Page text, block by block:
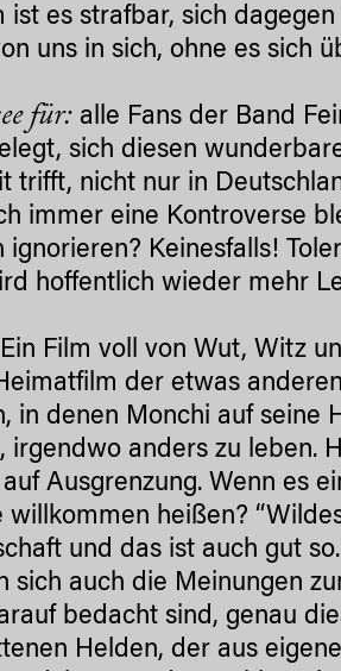
ist es strafbar, sich
uns in sich, ohne es sich
für: alle Fans der Band
sich diesen
trifft, nicht nur in
immer eine Kontroverse
ignorieren? Keinesfalls!
hoffentlich wieder mehr
Ein Film voll von Wut, Witz
der etwas
in denen Monchi auf seine
irgendwo anders zu leben.
Ausgrenzung. Wenn es
willkommen heißen?
und das ist auch gut
sich auch die Meinungen
bedacht sind, genau
Helden, der aus